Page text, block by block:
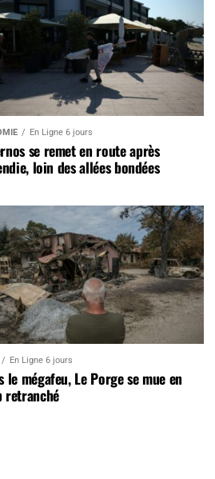
En Ligne 6 jours
se remet en route après
loin des allées bondées
En Ligne 6 jours
le mégafeu, Le Porge se mue en
retranché